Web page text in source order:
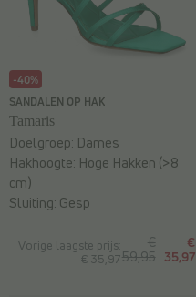
-40%
SANDALEN OP HAK
Tamaris
Vorige laagste prijs:
€ 35,97
€
59,95
€
35,97
Doelgroep: Dames
Hakhoogte: Hoge Hakken (>8
cm)
Sluiting: Gesp